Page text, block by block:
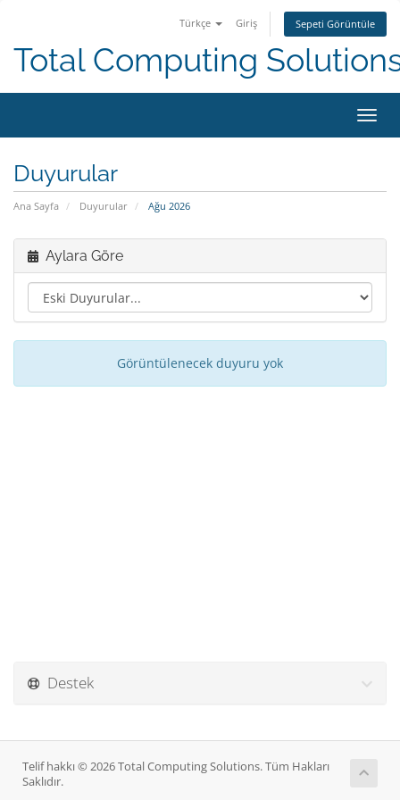
Türkçe Giriş Sepeti Görüntüle
Total Computing
Duyurular
Ana Sayfa Duyurular Ağu 2026
Aylara Göre
Görüntülenecek duyuru yok
Destek
Telif hakkı © 2026 Total Computing Solutions. Tüm Hakları
Saklıdır.